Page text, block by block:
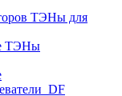
ТЭНы для
ТЭНы